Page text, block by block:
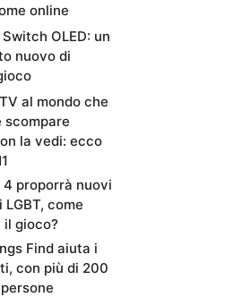
online
OLED: un
nuovo di
al mondo che
scompare
la vedi: ecco
4 proporrà nuovi
come
il gioco?
Find aiuta i
con più di 200